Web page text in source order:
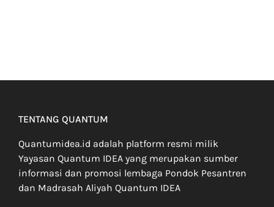
TENTANG QUANTUM
Quantumidea.id adalah platform resmi milik
Yayasan Quantum IDEA yang merupakan sumber
informasi dan promosi lembaga Pondok Pesantren
dan Madrasah Aliyah Quantum IDEA